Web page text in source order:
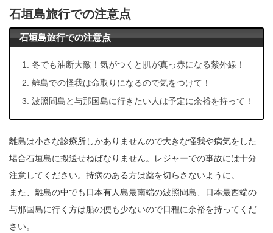
石垣島旅行での注意点
石垣島旅行での注意点
冬でも油断大敵！気がつくと肌が真っ赤になる紫外線！
離島での怪我は命取りになるので気をつけて！
波照間島と与那国島に行きたい人は予定に余裕を持って！
離島は小さな診療所しかありませんので大きな怪我や病気をした
場合石垣島に搬送せねばなりません。レジャーでの事故には十分
注意してください。持病のある方は薬を切らさないように。
また、離島の中でも日本有人島最南端の波照間島、日本最西端の
与那国島に行く方は船の便も少ないので日程に余裕を持ってくだ
さい。